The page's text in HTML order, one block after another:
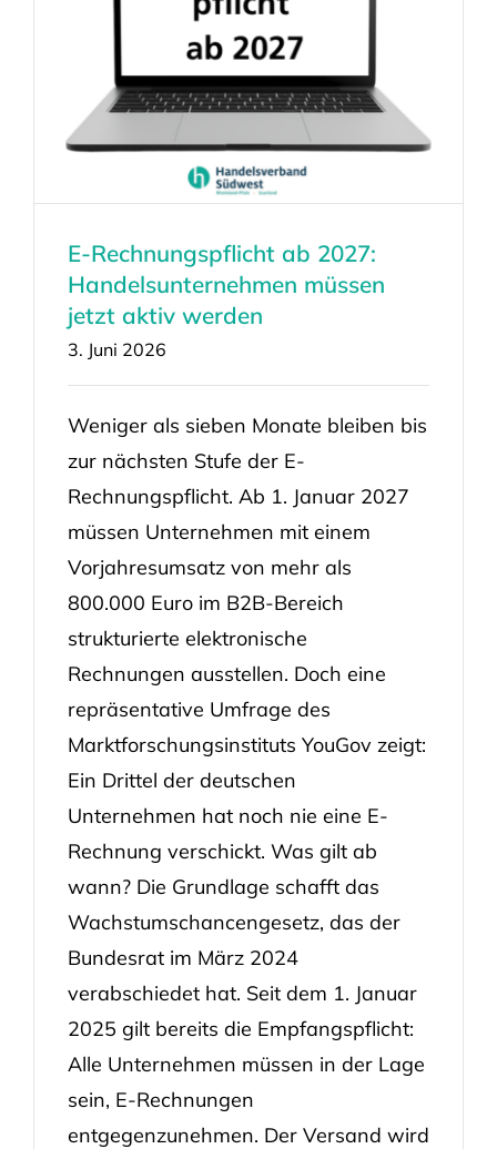
E-Rechnungspflicht ab 2027:
Handelsunternehmen müssen
jetzt aktiv werden
3. Juni 2026
Weniger als sieben Monate bleiben bis
zur nächsten Stufe der E-
Rechnungspflicht. Ab 1. Januar 2027
müssen Unternehmen mit einem
Vorjahresumsatz von mehr als
800.000 Euro im B2B-Bereich
strukturierte elektronische
Rechnungen ausstellen. Doch eine
repräsentative Umfrage des
Marktforschungsinstituts YouGov zeigt:
Ein Drittel der deutschen
Unternehmen hat noch nie eine E-
Rechnung verschickt. Was gilt ab
wann? Die Grundlage schafft das
Wachstumschancengesetz, das der
Bundesrat im März 2024
verabschiedet hat. Seit dem 1. Januar
2025 gilt bereits die Empfangspflicht:
Alle Unternehmen müssen in der Lage
sein, E-Rechnungen
entgegenzunehmen. Der Versand wird